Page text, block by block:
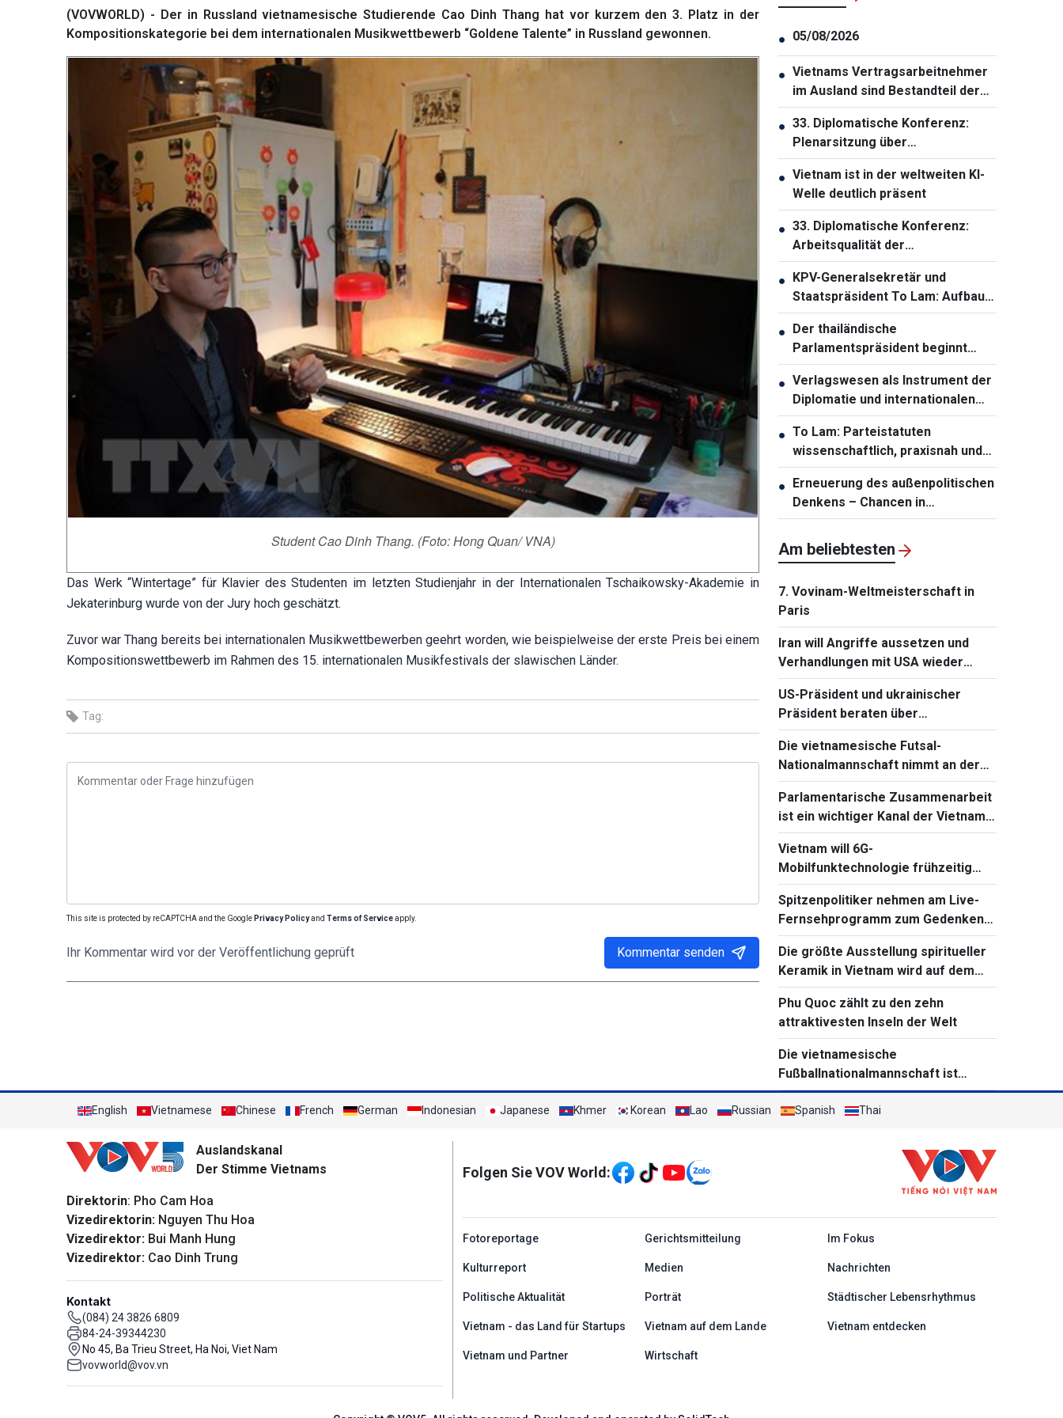
(VOVWORLD) - Der in Russland vietnamesische Studierende Cao Dinh Thang hat vor kurzem den 3. Platz in der
Kompositionskategorie bei dem internationalen Musikwettbewerb “Goldene Talente” in Russland gewonnen.
Student Cao Dinh Thang. (Foto: Hong Quan/ VNA)
Das Werk “Wintertage” für Klavier des Studenten im letzten Studienjahr in der Internationalen Tschaikowsky-Akademie in
Jekaterinburg wurde von der Jury hoch geschätzt.
Zuvor war Thang bereits bei internationalen Musikwettbewerben geehrt worden, wie beispielweise der erste Preis bei einem
Kompositionswettbewerb im Rahmen des 15. internationalen Musikfestivals der slawischen Länder.
Tag:
This site is protected by reCAPTCHA and the Google Privacy Policyand Terms of Serviceapply.
Ihr Kommentar wird vor der Veröffentlichung geprüft Kommentar senden
● 05/08/2026
● Vietnams Vertragsarbeitnehmer
im Ausland sind Bestandteil der
nationalen Strategie zur
Entwicklung der
Humanressourcen
● 33. Diplomatische Konferenz:
Plenarsitzung über
Außenbeziehungen der Partei
und Volksdiplomatie
● Vietnam ist in der weltweiten KI-
Welle deutlich präsent
● 33. Diplomatische Konferenz:
Arbeitsqualität der
Auslandsvertretungen
verbessern
● KPV-Generalsekretär und
Staatspräsident To Lam: Aufbau
einer solidarischen und starken
ASEAN-Gemeinschaft
● Der thailändische
Parlamentspräsident beginnt
offiziellen Vietnam-Besuch
● Verlagswesen als Instrument der
Diplomatie und internationalen
Integration stärken
● To Lam: Parteistatuten
wissenschaftlich, praxisnah und
zukunftsfähig gestalten
● Erneuerung des außenpolitischen
Denkens – Chancen in
Entwicklungsressourcen
umwandeln
Am beliebtesten
7. Vovinam-Weltmeisterschaft in
Paris
Iran will Angriffe aussetzen und
Verhandlungen mit USA wieder
aufnehmen
US-Präsident und ukrainischer
Präsident beraten über
Wiederaufnahme von
Verhandlungen mit Russland
Die vietnamesische Futsal-
Nationalmannschaft nimmt an der
Continental Futsal Championship
2026 teil
Parlamentarische Zusammenarbeit
ist ein wichtiger Kanal der Vietnam-
Kambodscha-Beziehungen
Vietnam will 6G-
Mobilfunktechnologie frühzeitig
beherrschen und einführen
Spitzenpolitiker nehmen am Live-
Fernsehprogramm zum Gedenken
an gefallene Soldaten teil
Die größte Ausstellung spiritueller
Keramik in Vietnam wird auf dem
Ba-Den-Berg stattfinden
Phu Quoc zählt zu den zehn
attraktivesten Inseln der Welt
Die vietnamesische
Fußballnationalmannschaft ist
bereit für das Spiel gegen Singapur
bei Südostasienmeisterschaft 2026
English Vietnamese Chinese French German Indonesian Japanese Khmer Korean Lao Russian Spanish Thai
Auslandskanal
Der Stimme Vietnams
Direktorin: Pho Cam Hoa
Vizedirektorin: Nguyen Thu Hoa
Vizedirektor: Bui Manh Hung
Vizedirektor: Cao Dinh Trung
Kontakt
(084) 24 3826 6809
84-24-39344230
No 45, Ba Trieu Street, Ha Noi, Viet Nam
vovworld@vov.vn
Folgen Sie VOV World:
menu footer tiếng Đức
Fotoreportage Gerichtsmitteilung Im Fokus
Kulturreport Medien Nachrichten
Politische Aktualität Porträt Städtischer Lebensrhythmus
Vietnam - das Land für Startups Vietnam auf dem Lande Vietnam entdecken
Vietnam und Partner Wirtschaft